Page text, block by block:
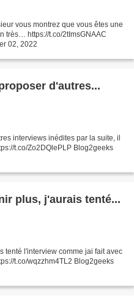
vous montrez que vous êtes une
très… https://t.co/2tImsGNAAC
02, 2022
d'autres...
interviews inédites par la suite, il
t.co/Zo2DQlePLP Blog2geeks
plus, j'aurais tenté...
tenté l'interview comme jai fait avec
t.co/wqzzhm4TL2 Blog2geeks